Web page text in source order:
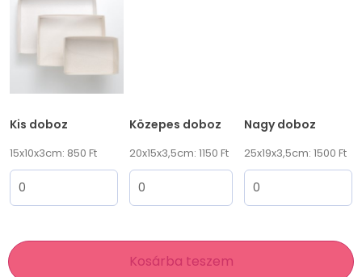
Kis doboz
15x10x3cm: 850 Ft
Közepes doboz
20x15x3,5cm: 1150 Ft
Nagy doboz
25x19x3,5cm: 1500 Ft
Kosárba teszem